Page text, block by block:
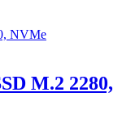
M.2 2280,